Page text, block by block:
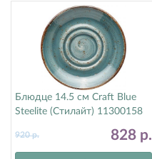
Блюдце 14.5 см Craft Blue
Steelite (Стилайт) 11300158
828 р.
920р.